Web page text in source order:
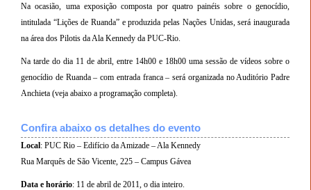
Na ocasião, uma exposição composta por quatro painéis sobre o genocídio,
intitulada “Lições de Ruanda” e produzida pelas Nações Unidas, será inaugurada
na área dos Pilotis da Ala Kennedy da PUC-Rio.
Na tarde do dia 11 de abril, entre 14h00 e 18h00 uma sessão de vídeos sobre o
genocídio de Ruanda – com entrada franca – será organizada no Auditório Padre
Anchieta (veja abaixo a programação completa).
Confira abaixo os detalhes do evento
Local: PUC Rio – Edifício da Amizade – Ala Kennedy
Rua Marquês de São Vicente, 225 – Campus Gávea
Data e horário: 11 de abril de 2011, o dia inteiro.